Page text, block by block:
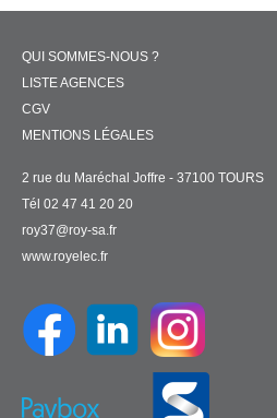
QUI SOMMES-NOUS ?
LISTE AGENCES
CGV
MENTIONS LÉGALES
2 rue du Maréchal Joffre - 37100 TOURS
Tél 02 47 41 20 20
roy37@roy-sa.fr
www.royelec.fr